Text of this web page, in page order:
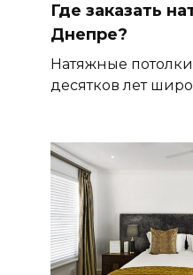
Где заказать
Днепре?
Натяжные
десятков лет